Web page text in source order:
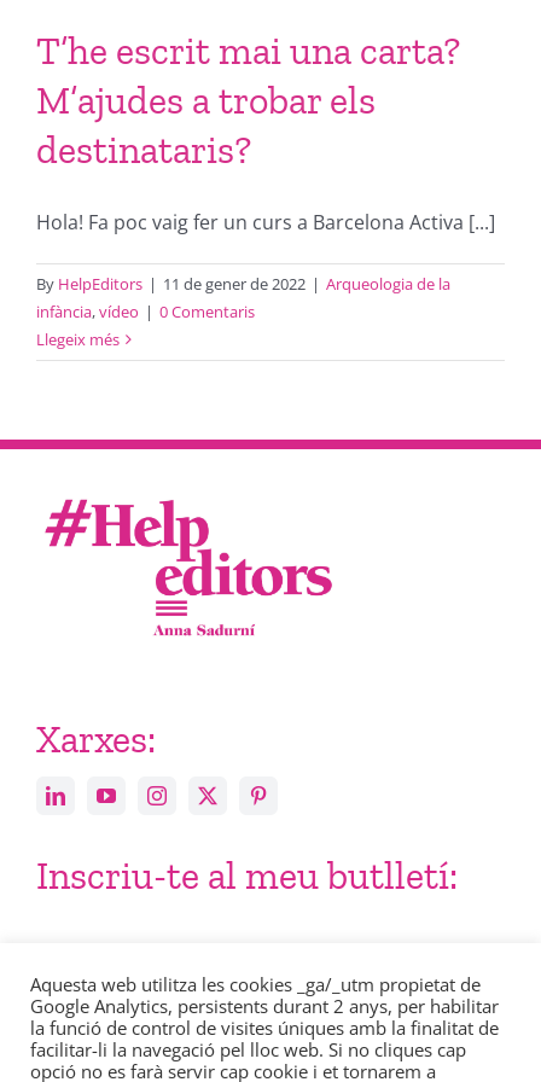
T’he escrit mai una carta?
M’ajudes a trobar els
destinataris?
Hola! Fa poc vaig fer un curs a Barcelona Activa [...]
By HelpEditors | 11 de gener de 2022 | Arqueologia de la
infància,vídeo | 0 Comentaris
Llegeix més
Xarxes:
Inscriu-te al meu butlletí:
Aquesta web utilitza les cookies _ga/_utm propietat de
Google Analytics, persistents durant 2 anys, per habilitar
la funció de control de visites úniques amb la finalitat de
facilitar-li la navegació pel lloc web. Si no cliques cap
opció no es farà servir cap cookie i et tornarem a